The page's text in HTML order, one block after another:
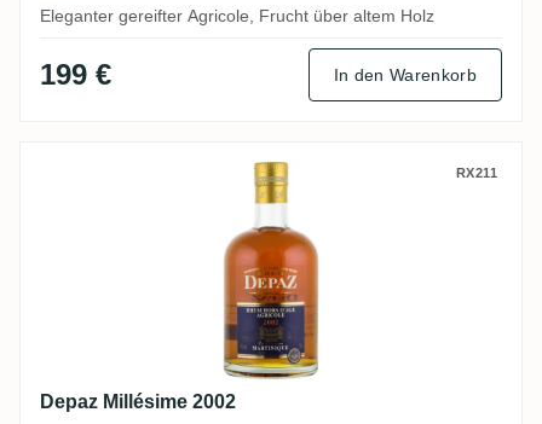
Eleganter gereifter Agricole, Frucht über altem Holz
199 € In den Warenkorb
Depaz Millésime 2002 RX211
Depaz Millésime 2002